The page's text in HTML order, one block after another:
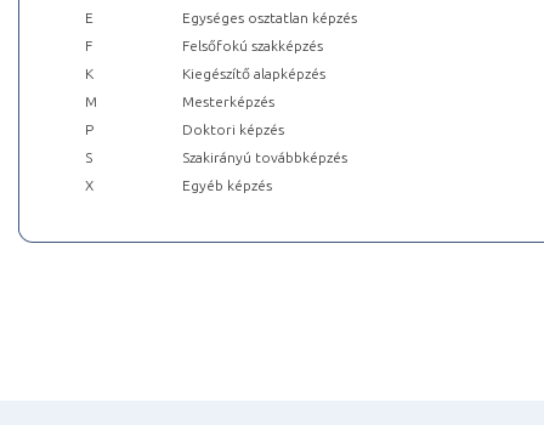
E
Egységes osztatlan képzés
F
Felsőfokú szakképzés
K
Kiegészítő alapképzés
M
Mesterképzés
P
Doktori képzés
S
Szakirányú továbbképzés
X
Egyéb képzés